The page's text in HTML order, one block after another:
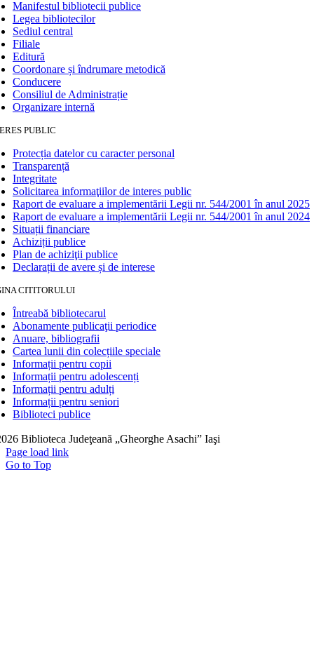
Manifestul bibliotecii publice
Legea bibliotecilor
Sediul central
Filiale
Editură
Coordonare și îndrumare metodică
Conducere
Consiliul de Administrație
Organizare internă
PUBLIC
Protecția datelor cu caracter personal
Transparență
Integritate
Solicitarea informaţiilor de interes public
Raport de evaluare a implementării Legii nr. 544/2001 în anul 2025
Raport de evaluare a implementării Legii nr. 544/2001 în anul 2024
Situații financiare
Achiziții publice
Plan de achiziţii publice
Declarații de avere și de interese
CITITORULUI
Întreabă bibliotecarul
Abonamente publicaţii periodice
Anuare, bibliografii
Cartea lunii din colecțiile speciale
Informații pentru copii
Informații pentru adolescenți
Informații pentru adulți
Informații pentru seniori
Biblioteci publice
Biblioteca Judeţeană „Gheorghe Asachi” Iaşi
Page load link
Go to Top